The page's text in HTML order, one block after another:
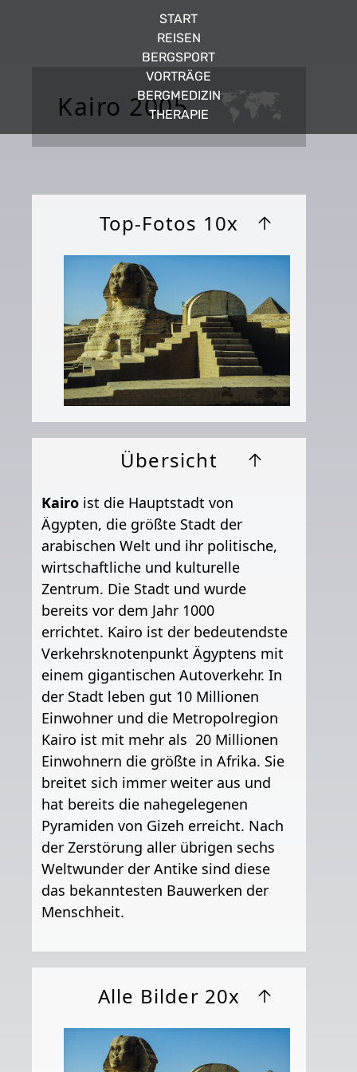
START
REISEN
BERGSPORT
VORTRÄGE
BERGMEDIZIN
THERAPIE
Kairo 2005
Top-Fotos 10x
Übersicht
Kairo ist die Hauptstadt von
Ägypten, die größte Stadt der
arabischen Welt und ihr politische,
wirtschaftliche und kulturelle
Zentrum. Die Stadt und wurde
bereits vor dem Jahr 1000
errichtet. Kairo ist der bedeutendste
Verkehrsknotenpunkt Ägyptens mit
einem gigantischen Autoverkehr. In
der Stadt leben gut 10 Millionen
Einwohner und die Metropolregion
Kairo ist mit mehr als 20 Millionen
Einwohnern die größte in Afrika. Sie
breitet sich immer weiter aus und
hat bereits die nahegelegenen
Pyramiden von Gizeh erreicht. Nach
der Zerstörung aller übrigen sechs
Weltwunder der Antike sind diese
das bekanntesten Bauwerken der
Menschheit.
Alle Bilder 20x